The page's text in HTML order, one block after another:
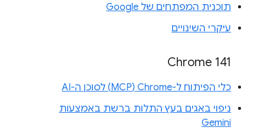
תוכנית המפתחים של Google
עיקרי השינויים
Chrome 141
כלי הפיתוח ל-Chrome‏ (MCP) לסוכן ה-AI
ניפוי באגים בעץ התלות ברשת באמצעות
Gemini